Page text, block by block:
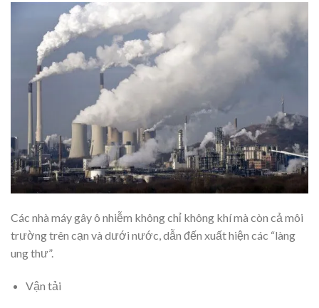
Các nhà máy gây ô nhiễm không chỉ không khí mà còn cả môi
trường trên cạn và dưới nước, dẫn đến xuất hiện các “làng
ung thư”.
Vận tải